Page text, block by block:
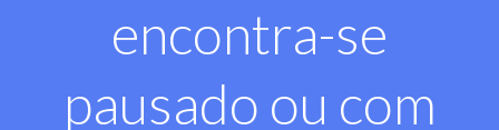
encontra-se
pausado ou com